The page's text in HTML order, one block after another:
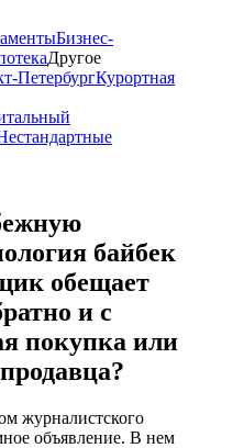
Бизнес-
Другое
ПетербургКурортная
байбек
обещает
и с
покупка или
журналистского
объявление. В нем